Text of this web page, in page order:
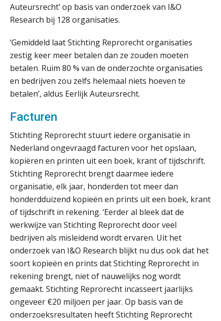
Auteursrecht’ op basis van onderzoek van I&O
Research bij 128 organisaties.
‘Gemiddeld laat Stichting Reprorecht organisaties
zestig keer meer betalen dan ze zouden moeten
betalen. Ruim 80 % van de onderzochte organisaties
en bedrijven zou zelfs helemaal niets hoeven te
betalen’, aldus Eerlijk Auteursrecht.
Facturen
Stichting Reprorecht stuurt iedere organisatie in
Nederland ongevraagd facturen voor het opslaan,
kopiëren en printen uit een boek, krant of tijdschrift.
Stichting Reprorecht brengt daarmee iedere
organisatie, elk jaar, honderden tot meer dan
honderdduizend kopieën en prints uit een boek, krant
of tijdschrift in rekening. ‘Eerder al bleek dat de
werkwijze van Stichting Reprorecht door veel
bedrijven als misleidend wordt ervaren. Uit het
onderzoek van I&O Research blijkt nu dus ook dat het
soort kopieën en prints dat Stichting Reprorecht in
rekening brengt, niet of nauwelijks nog wordt
gemaakt. Stichting Reprorecht incasseert jaarlijks
ongeveer €20 miljoen per jaar. Op basis van de
onderzoeksresultaten heeft Stichting Reprorecht
Je helpt klanten met hun
die van jouzelf?
Ketenmachtigingen centraal beheren:
zo werkt u slimmer met eHerkenning
de autonome AI-boekhouder
Eenvoudig bankrekeningen koppelen
met Twinfield, Exact Online en
Snelstart
Van Mook: “Met Minox Focus wil ik
groeien naar twee keer zoveel
klanten.”
Van losse vastlegging naar
aantoonbare grip op KYC en de Wwft
Woord & Daad: “Van wildgroei naar
een structuur die iedereen begrijpt”
Te veel tijd kwijt aan
factuurverwerking? Dit is hoe AI het
oplost
Uitspraak Hoge Raad: subsidie voor
tuchtrechtspraak advocatuur is
belast met btw